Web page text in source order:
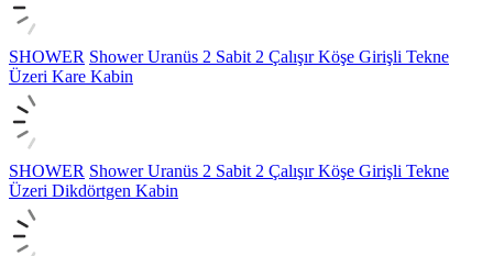
SHOWER Shower Uranüs 2 Sabit 2 Çalışır Köşe Girişli Tekne
Üzeri Kare Kabin
SHOWER Shower Uranüs 2 Sabit 2 Çalışır Köşe Girişli Tekne
Üzeri Dikdörtgen Kabin